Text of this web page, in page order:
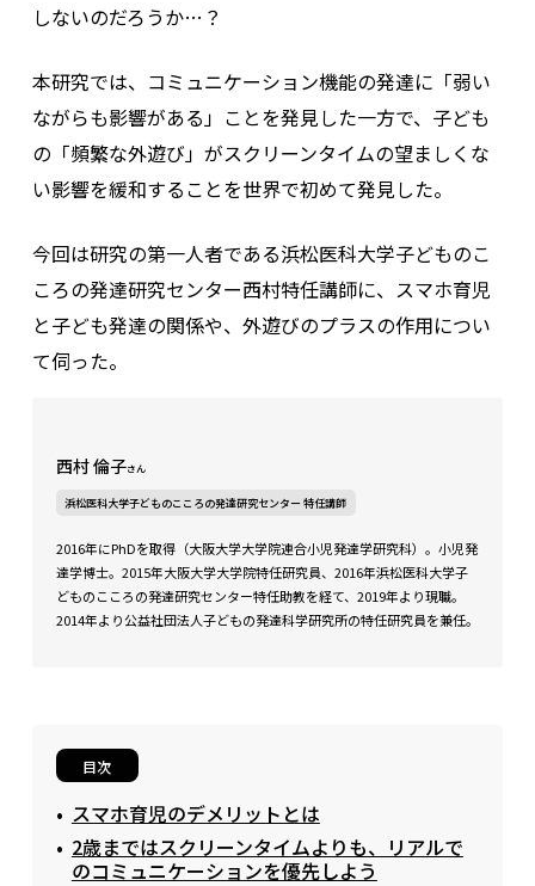
しないのだろうか…？
本研究では、コミュニケーション機能の発達に「弱い
ながらも影響がある」ことを発見した一方で、子ども
の「頻繁な外遊び」がスクリーンタイムの望ましくな
い影響を緩和することを世界で初めて発見した。
今回は研究の第一人者である浜松医科大学子どものこ
ころの発達研究センター西村特任講師に、スマホ育児
と子ども発達の関係や、外遊びのプラスの作用につい
て伺った。
西村 倫子さん
浜松医科大学子どものこころの発達研究センター 特任講師
2016年にPhDを取得（大阪大学大学院連合小児発達学研究科）。小児発
達学博士。2015年大阪大学大学院特任研究員、2016年浜松医科大学子
どものこころの発達研究センター特任助教を経て、2019年より現職。
2014年より公益社団法人子どもの発達科学研究所の特任研究員を兼任。
目次
スマホ育児のデメリットとは
2歳まではスクリーンタイムよりも、リアルで
のコミュニケーションを優先しよう